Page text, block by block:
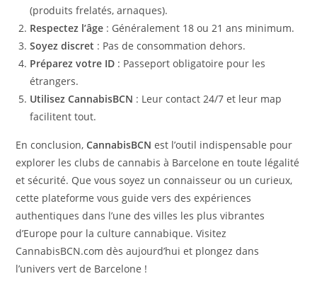
(produits frelatés, arnaques).
Respectez l’âge : Généralement 18 ou 21 ans minimum.
Soyez discret : Pas de consommation dehors.
Préparez votre ID : Passeport obligatoire pour les
étrangers.
Utilisez CannabisBCN : Leur contact 24/7 et leur map
facilitent tout.
En conclusion,CannabisBCN est l’outil indispensable pour
explorer les clubs de cannabis à Barcelone en toute légalité
et sécurité. Que vous soyez un connaisseur ou un curieux,
cette plateforme vous guide vers des expériences
authentiques dans l’une des villes les plus vibrantes
d’Europe pour la culture cannabique. Visitez
CannabisBCN.com dès aujourd’hui et plongez dans
l’univers vert de Barcelone !